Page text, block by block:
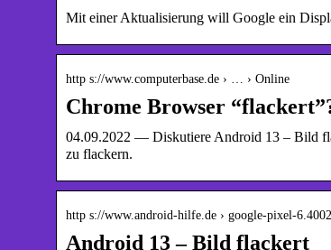
Mit einer Aktualisierung will Google ein
http s://www.computerbase.de › … › Online
Chrome Browser
04.09.2022 — Diskutiere Android 13 – Bild
zu flackern.
http s://www.android-hilfe.de › google-pixel-6.4002
Android 13 – Bild flackert